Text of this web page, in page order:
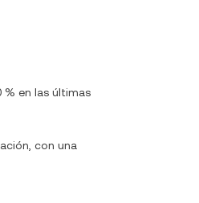
% en las últimas
con una